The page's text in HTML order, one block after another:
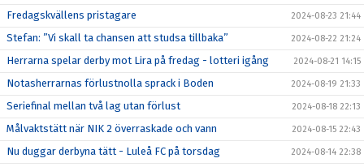
Fredagskvällens pristagare 2024-08-23 21:44
Stefan: ”Vi skall ta chansen att studsa tillbaka” 2024-08-22 21:24
Herrarna spelar derby mot Lira på fredag - lotteri igång 2024-08-21 14:15
Notasherrarnas förlustnolla sprack i Boden 2024-08-19 21:33
Seriefinal mellan två lag utan förlust 2024-08-18 22:13
Målvaktstätt när NIK 2 överraskade och vann 2024-08-15 22:43
Nu duggar derbyna tätt - Luleå FC på torsdag 2024-08-14 22:38